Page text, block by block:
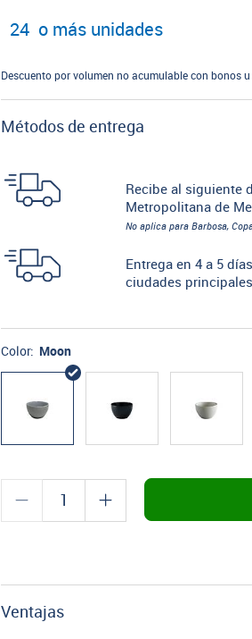
24 o más unidades
Descuento por volumen no acumulable con bonos
Métodos de entrega
Recibe al siguiente
Metropolitana de
No aplica para Barbosa,
Entrega en 4 a 5
ciudades
Color: Moon
Ventajas